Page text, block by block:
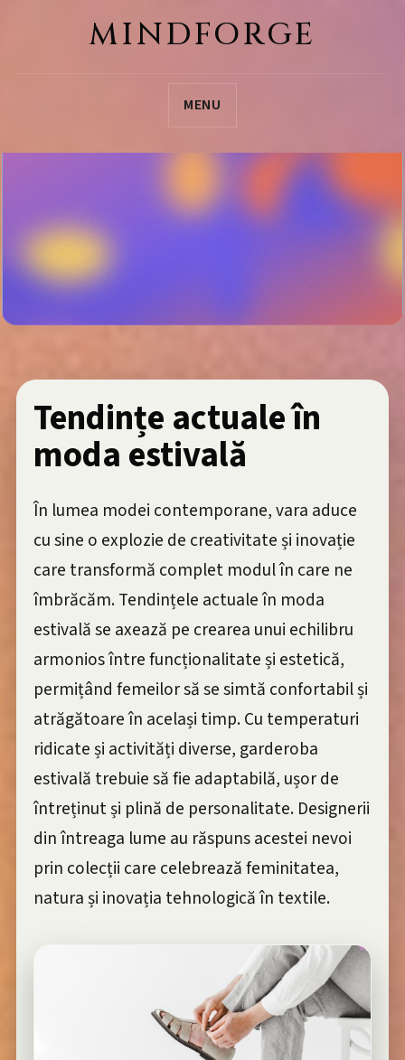
MINDFORGE
MENU
Tendințe actuale în
moda estivală
În lumea modei contemporane, vara aduce
cu sine o explozie de creativitate și inovație
care transformă complet modul în care ne
îmbrăcăm. Tendințele actuale în moda
estivală se axează pe crearea unui echilibru
armonios între funcționalitate și estetică,
permițând femeilor să se simtă confortabil și
atrăgătoare în același timp. Cu temperaturi
ridicate și activități diverse, garderoba
estivală trebuie să fie adaptabilă, ușor de
întreținut și plină de personalitate. Designerii
din întreaga lume au răspuns acestei nevoi
prin colecții care celebrează feminitatea,
natura și inovația tehnologică în textile.